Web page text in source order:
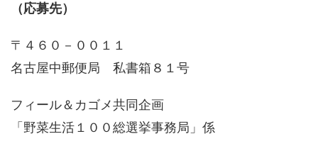
（応募先）
〒４６０－００１１
名古屋中郵便局 私書箱８１号
フィール＆カゴメ共同企画
「野菜生活１００総選挙事務局」係